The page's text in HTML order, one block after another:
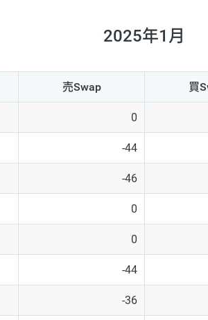
41円
71円
103円
43円
66円
111円
220円
2025年1月
売Swap 買
0
-44
-46
0
0
-44
-36